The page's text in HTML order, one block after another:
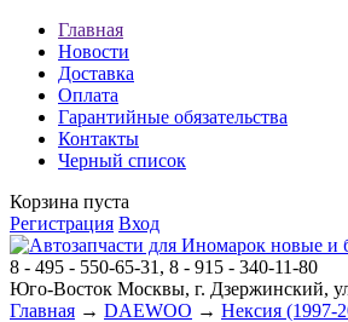
Главная
Новости
Доставка
Оплата
Гарантийные обязательства
Контакты
Черный список
Корзина пуста
Регистрация Вход
8 - 495 - 550-65-31, 8 - 915 - 340-11-80
Юго-Восток Москвы, г. Дзержинский,
Главная → DAEWOO → Нексия (1997-